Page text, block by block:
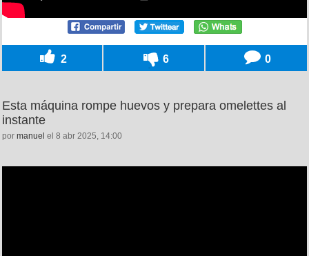
2 6 0
Esta máquina rompe huevos y prepara omelettes al
instante
por manuel el 8 abr 2025, 14:00